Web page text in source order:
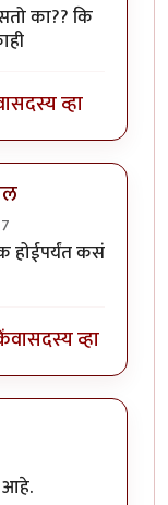
का?? कि
सदस्य व्हा
byसमीर_happy
होईपर्यंत कसं
सदस्य व्हा
by
आहे.